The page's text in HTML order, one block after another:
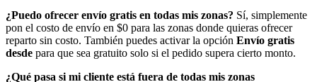
¿Puedo ofrecer envío gratis en todas mis zonas? Sí, simplemente
pon el costo de envío en $0 para las zonas donde quieras ofrecer
reparto sin costo. También puedes activar la opción Envío gratis
desde para que sea gratuito solo si el pedido supera cierto monto.
¿Qué pasa si mi cliente está fuera de todas mis zonas